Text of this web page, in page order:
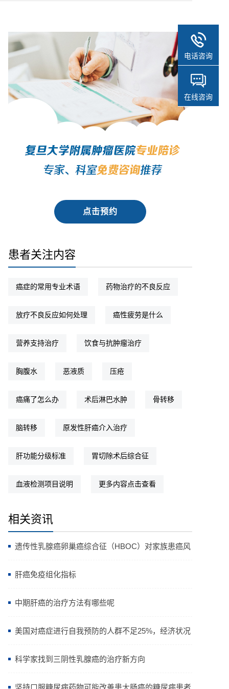
点击预约
患者关注内容
癌症的常用专业术语 药物治疗的不良反应
放疗不良反应如何处理 癌性疲劳是什么
营养支持治疗 饮食与抗肿瘤治疗
胸腹水 恶液质 压疮
癌痛了怎么办 术后淋巴水肿 骨转移
脑转移 原发性肝癌介入治疗
肝功能分级标准 胃切除术后综合征
血液检测项目说明 更多内容点击查看
相关资讯
遗传性乳腺癌卵巢癌综合征（HBOC）对家族患癌风
险的影响
肝癌免疫组化指标
中期肝癌的治疗方法有哪些呢
美国对癌症进行自我预防的人群不足25%，经济状况
为主要原因
科学家找到三阴性乳腺癌的治疗新方向
电话咨询
在线咨询